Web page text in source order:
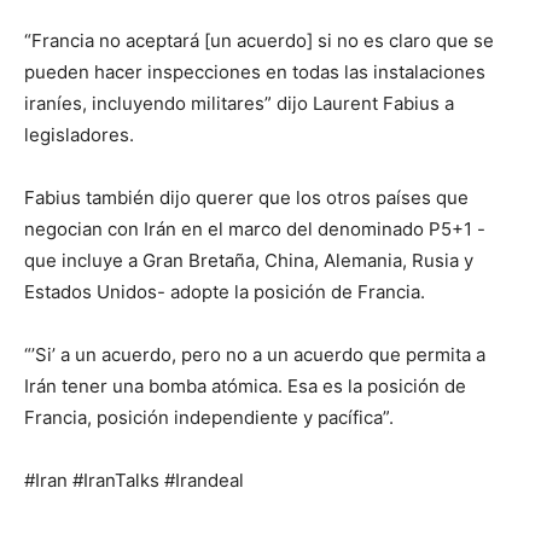
“Francia no aceptará [un acuerdo] si no es claro que se
pueden hacer inspecciones en todas las instalaciones
iraníes, incluyendo militares” dijo Laurent Fabius a
legisladores.
Fabius también dijo querer que los otros países que
negocian con Irán en el marco del denominado P5+1 -
que incluye a Gran Bretaña, China, Alemania, Rusia y
Estados Unidos- adopte la posición de Francia.
“’Si’ a un acuerdo, pero no a un acuerdo que permita a
Irán tener una bomba atómica. Esa es la posición de
Francia, posición independiente y pacífica”.
#Iran #IranTalks #Irandeal